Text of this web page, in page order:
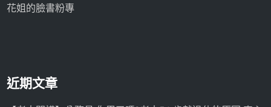
花姐的臉書粉專
近期文章